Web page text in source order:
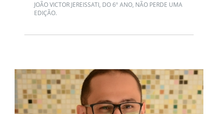
JOÃO VICTOR JEREISSATI, DO 6º ANO, NÃO PERDE UMA
EDIÇÃO.